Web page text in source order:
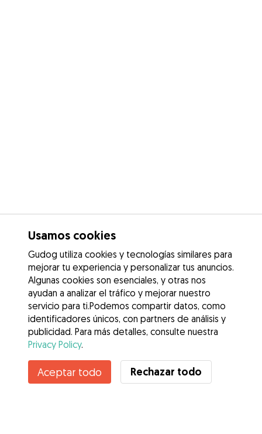
Contacta con Miguel
¿Conoces los Beneficios de Gudog? Ver más
Usamos cookies
Gudog utiliza cookies y tecnologías similares para
mejorar tu experiencia y personalizar tus anuncios.
Algunas cookies son esenciales, y otras nos
ayudan a analizar el tráfico y mejorar nuestro
servicio para ti.Podemos compartir datos, como
identificadores únicos, con partners de análisis y
publicidad. Para más detalles, consulte nuestra
Privacy Policy.
Aceptar todo Rechazar todo